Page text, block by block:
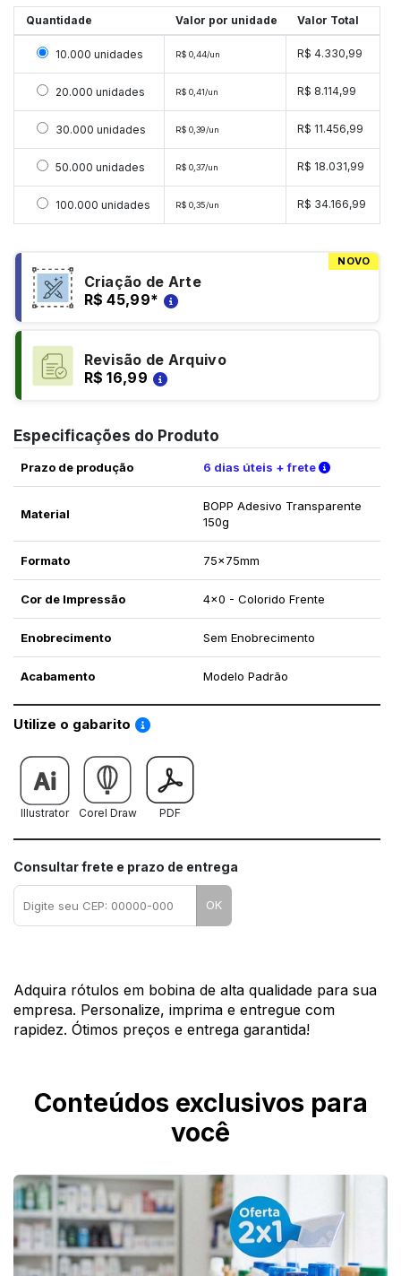
Quantidade Valor por unidade Valor Total
Selecionar 10000 unidades
10.000 unidades R$ 0,44/un R$ 4.330,99
Selecionar 20000 unidades
20.000 unidades R$ 0,41/un R$ 8.114,99
Selecionar 30000 unidades
30.000 unidades R$ 0,39/un R$ 11.456,99
Selecionar 50000 unidades
50.000 unidades R$ 0,37/un R$ 18.031,99
Selecionar 100000 unidades
100.000 unidades R$ 0,35/un R$ 34.166,99
NOVO
Criação de Arte
R$ 45,99*
Revisão de Arquivo
R$ 16,99
Especificações do Produto
Prazo de produção 6 dias úteis + frete Verifique
Material
BOPP Adesivo Transparente
150g
Formato 75x75mm
Cor de Impressão 4x0 - Colorido Frente
Enobrecimento Sem Enobrecimento
Acabamento Modelo Padrão
Utilize o gabarito Saiba como utilizar os nossos gabaritos
Illustrator Corel Draw PDF
Consultar frete e prazo de entrega
OK
Adquira rótulos em bobina de alta qualidade para sua
empresa. Personalize, imprima e entregue com
rapidez. Ótimos preços e entrega garantida!
Conteúdos exclusivos para
você